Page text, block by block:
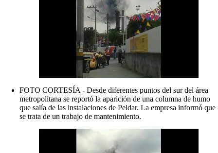
FOTO CORTESÍA - Desde diferentes puntos del sur del área
metropolitana se reportó la aparición de una columna de humo
que salía de las instalaciones de Peldar. La empresa informó que
se trata de un trabajo de mantenimiento.